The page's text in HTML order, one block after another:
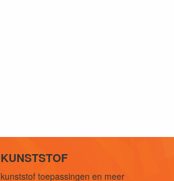
KUNSTSTOF
kunststof toepassingen en meer